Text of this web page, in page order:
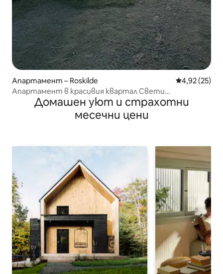
Апартамент – Roskilde Средна
4,92 (25)
Апартамент в красивия квартал Свети
Йоргенсбьорг, Роскиле
Домашен уют и страхотни
месечни цени